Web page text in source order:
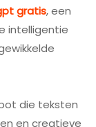
gratis, een
intelligentie
die teksten
en creatieve